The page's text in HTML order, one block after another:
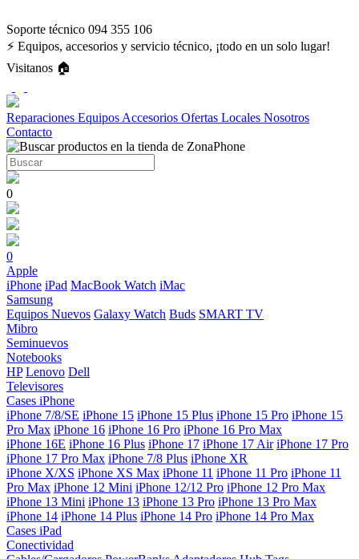
Soporte técnico 094 355 106
⚡ Equipos, accesorios y servicio técnico, ¡todo en un solo lugar!
Visitanos 🏠
Reparaciones Equipos Accesorios Ofertas Locales Nosotros
Contacto
0
0
Apple
iPhone iPad MacBook Watch iMac
Samsung
Equipos Nuevos Galaxy Watch Buds SMART TV
Mibro
Seminuevos
Notebooks
HP Lenovo Dell
Televisores
Cases iPhone
iPhone 7/8/SE iPhone 15 iPhone 15 Plus iPhone 15 Pro iPhone 15
Pro Max iPhone 16 iPhone 16 Pro iPhone 16 Pro Max
iPhone 16E iPhone 16 Plus iPhone 17 iPhone 17 Air iPhone 17 Pro
iPhone 17 Pro Max iPhone 7/8 Plus iPhone XR
iPhone X/XS iPhone XS Max iPhone 11 iPhone 11 Pro iPhone 11
Pro Max iPhone 12 Mini iPhone 12/12 Pro iPhone 12 Pro Max
iPhone 13 Mini iPhone 13 iPhone 13 Pro iPhone 13 Pro Max
iPhone 14 iPhone 14 Plus iPhone 14 Pro iPhone 14 Pro Max
Cases iPad
Conectividad